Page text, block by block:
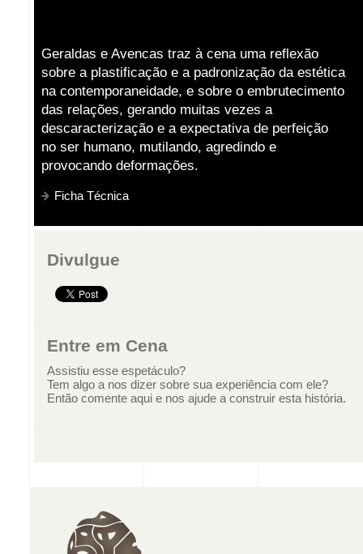
Geraldas e Avencas traz à cena uma reflexão
sobre a plastificação e a padronização da estética
na contemporaneidade, e sobre o embrutecimento
das relações, gerando muitas vezes a
descaracterização e a expectativa de perfeição
no ser humano, mutilando, agredindo e
provocando deformações.
Ficha Técnica
Divulgue
Entre em Cena
Assistiu esse espetáculo?
Tem algo a nos dizer sobre sua experiência com ele?
Então comente aqui e nos ajude a construir esta história.